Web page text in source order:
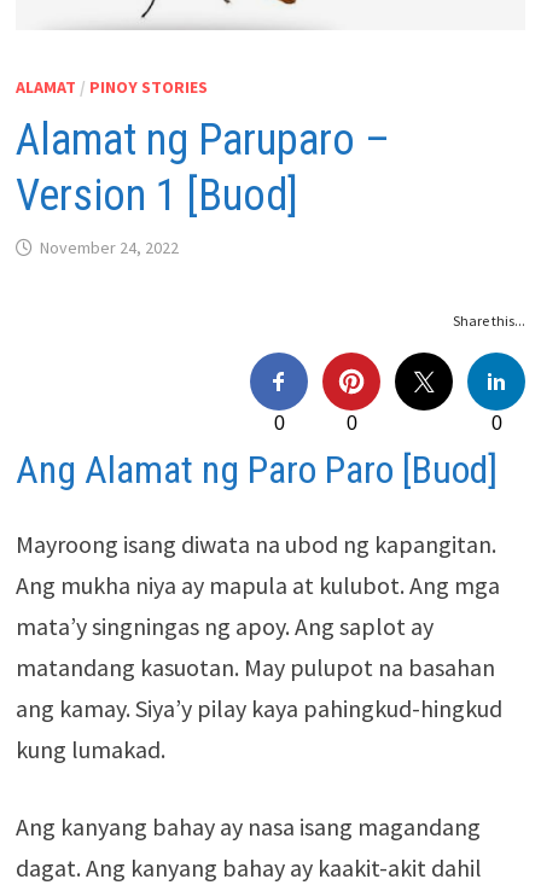
ALAMAT / PINOY STORIES
Alamat ng Paruparo –
Version 1 [Buod]
November 24, 2022
Share this...
0 0 0
Ang Alamat ng Paro Paro [Buod]
Mayroong isang diwata na ubod ng kapangitan.
Ang mukha niya ay mapula at kulubot. Ang mga
mata’y singningas ng apoy. Ang saplot ay
matandang kasuotan. May pulupot na basahan
ang kamay. Siya’y pilay kaya pahingkud-hingkud
kung lumakad.
Ang kanyang bahay ay nasa isang magandang
dagat. Ang kanyang bahay ay kaakit-akit dahil